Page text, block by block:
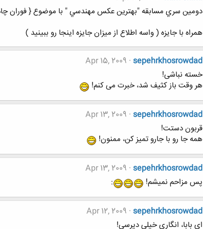
دومين سري مسابقه "بهترين عكس مهندسي " با موضوع { فوران
همراه با جایزه ( واسه اطلاع از میزان جایزه اینجا رو ببینید )
sepehrkhosrowdad
Apr 15, 2009
خسته نباشی!
هر وقت باز کثیف شد، خبرت می کنم!
sepehrkhosrowdad
Apr 13, 2009
قربون دستت!
همه جا رو با جارو تمیز کن، ممنون!
sepehrkhosrowdad
Apr 13, 2009
پس مزاحم نمیشم!
:
sepehrkhosrowdad
Apr 12, 2009
ای بابا، انگاری خیلی دپرسی!